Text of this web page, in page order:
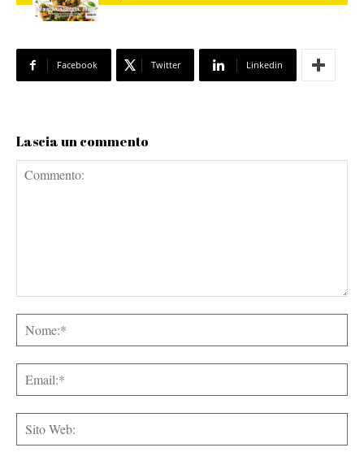
Facebook Twitter Linkedin
Lascia un commento